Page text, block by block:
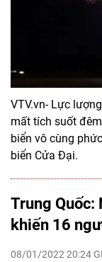
VTV.vn- Lực
mất tích suốt
biển vô cùng
biển Cửa Đại.
Trung Quốc:
khiến 16
08/01/2022 20:24